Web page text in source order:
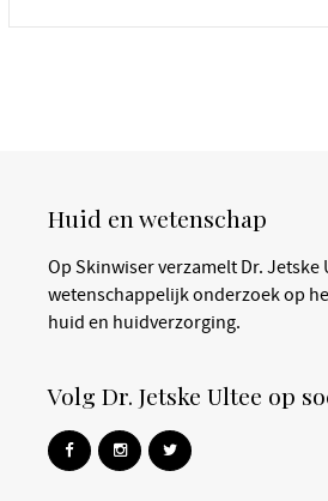
Huid en wetenschap
Op Skinwiser verzamelt Dr. Jetske
wetenschappelijk onderzoek op
huid en huidverzorging.
Volg Dr. Jetske Ultee op